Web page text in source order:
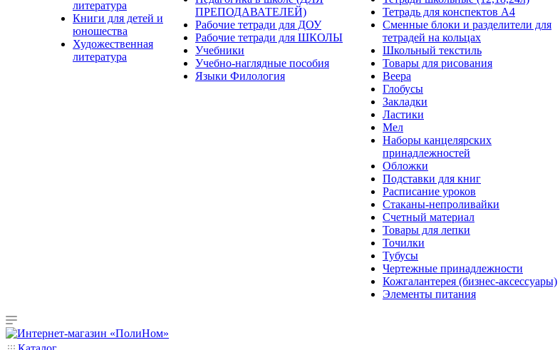
литература
Книги для детей и
юношества
Художественная
литература
ПРЕПОДАВАТЕЛЕЙ)
Рабочие тетради для ДОУ
Рабочие тетради для ШКОЛЫ
Учебники
Учебно-наглядные пособия
Языки Филология
Тетрадь для конспектов А4
Сменные блоки и разделители для
тетрадей на кольцах
Школьный текстиль
Товары для рисования
Веера
Глобусы
Закладки
Ластики
Мел
Наборы канцелярских
принадлежностей
Обложки
Подставки для книг
Расписание уроков
Стаканы-непроливайки
Счетный материал
Товары для лепки
Точилки
Тубусы
Чертежные принадлежности
Кожгалантерея (бизнес-аксессуары)
Элементы питания